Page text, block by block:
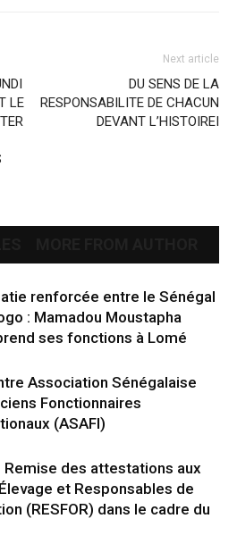
LE
Next article
DU SENS DE LA
RESPONSABILITE DE CHACUN
DEVANT L’HISTOIREI
renforcée entre le Sénégal
: Mamadou Moustapha
ses fonctions à Lomé
Association Sénégalaise
Fonctionnaires
(ASAFI)
Remise des attestations aux
et Responsables de
(RESFOR) dans le cadre du